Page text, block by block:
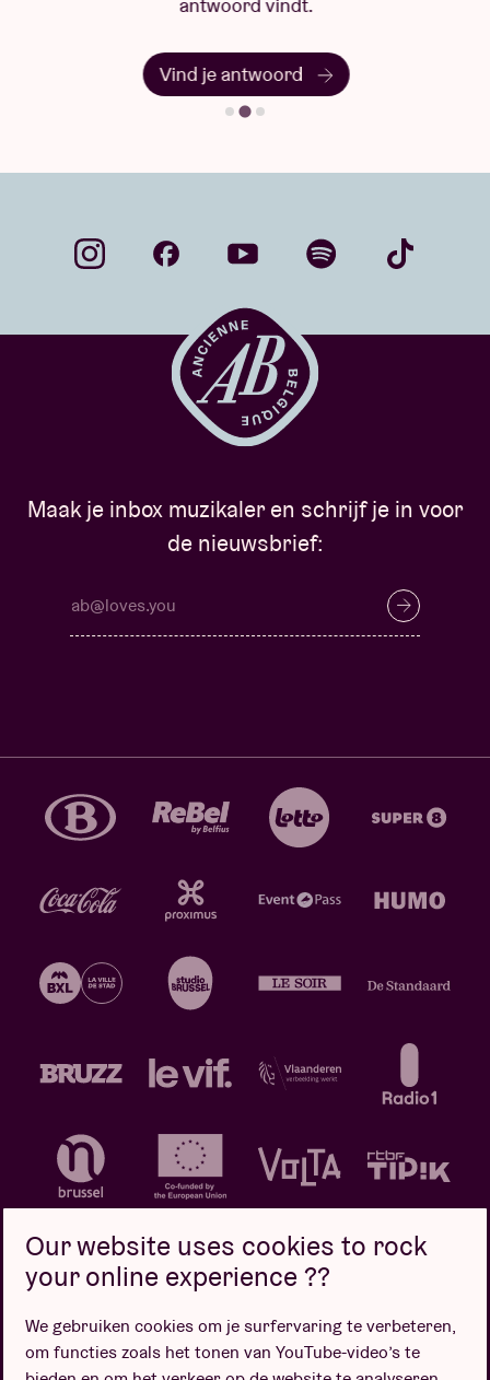
Vind je antwoord
Maak je inbox muzikaler en schrijf je in voor
de nieuwsbrief:
Privacybeleid Cookiebeleid
Verkoopsvoorwaarden
Design door
Our website uses cookies to rock
your online experience ??
We gebruiken cookies om je surfervaring te verbeteren,
om functies zoals het tonen van YouTube-video’s te